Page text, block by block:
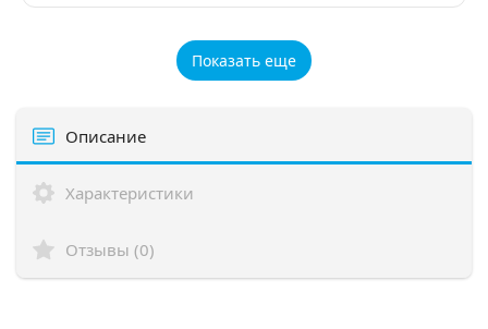
Показать еще
Описание
Характеристики
Отзывы (0)